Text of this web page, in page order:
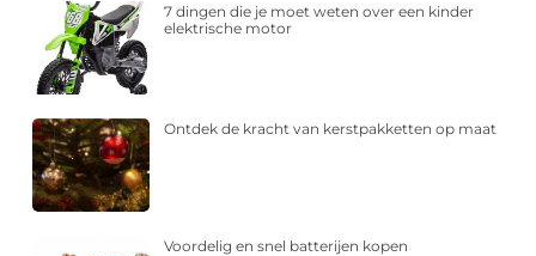
7 dingen die je moet weten over een kinder
elektrische motor
Ontdek de kracht van kerstpakketten op maat
Voordelig en snel batterijen kopen